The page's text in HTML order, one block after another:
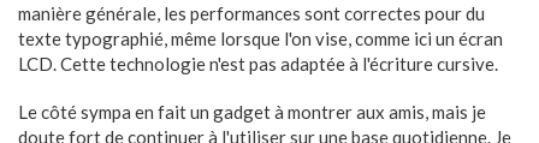
manière générale, les performances sont correctes pour du
texte typographié, même lorsque l'on vise, comme ici un écran
LCD. Cette technologie n'est pas adaptée à l'écriture cursive.
Le côté sympa en fait un gadget à montrer aux amis, mais je
doute fort de continuer à l'utiliser sur une base quotidienne. Je